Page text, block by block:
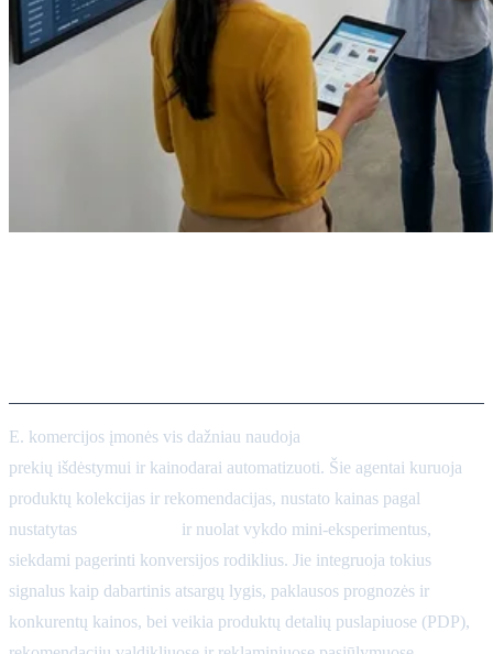
E. komercijos įmonės vis dažniau naudoja
prekių išdėstymui ir kainodarai automatizuoti. Šie agentai kuruoja
produktų kolekcijas ir rekomendacijas, nustato kainas pagal
nustatytas
ir nuolat vykdo mini-eksperimentus,
siekdami pagerinti konversijos rodiklius. Jie integruoja tokius
signalus kaip dabartinis atsargų lygis, paklausos prognozės ir
konkurentų kainos, bei veikia produktų detalių puslapiuose (PDP),